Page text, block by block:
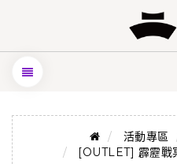
活動專區
[OUTLET] 霹靂戰